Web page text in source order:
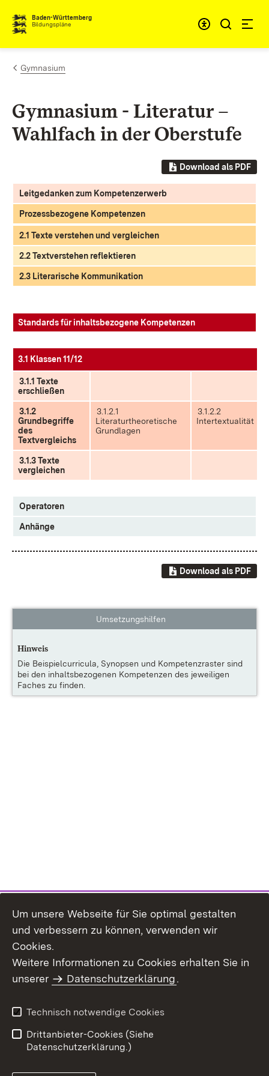
Zum Inhalt springen
Baden-Württemberg
Bildungspläne
Gymnasium
Gymnasium - Literatur –
Wahlfach in der Oberstufe
Download als PDF
Leitgedanken zum Kompetenzerwerb
Prozessbezogene Kompetenzen
2.1 Texte verstehen und vergleichen
2.2 Textverstehen reflektieren
2.3 Literarische Kommunikation
Standards für inhaltsbezogene Kompetenzen
3.1 Klassen 11/12
3.1.1 Texte
erschließen
3.1.2
Grundbegriffe
des
Textvergleichs
3.1.2.1
Literaturtheoretische
Grundlagen
3.1.2.2
Intertextualität
3.1.3 Texte
vergleichen
Operatoren
Anhänge
Download als PDF
Umsetzungshilfen
Hinweis
Die Beispielcurricula, Synopsen und Kompetenzraster sind
bei den inhaltsbezogenen Kompetenzen des jeweiligen
Faches zu finden.
Um unsere Webseite für Sie optimal gestalten
und verbessern zu können, verwenden wir
Cookies.
Weitere Informationen zu Cookies erhalten Sie in
unserer
Datenschutzerklärung.
Technisch notwendige Cookies
Drittanbieter-Cookies (Siehe
Datenschutzerklärung.)